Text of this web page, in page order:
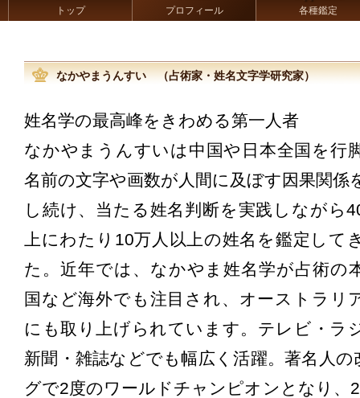
トップ プロフィール 各種鑑定
なかやまうんすい （占術家・姓名文字学研究家）
姓名学の最高峰をきわめる第一人者
なかやまうんすいは中国や日本全国を行
名前の文字や画数が人間に及ぼす因果関係
し続け、当たる姓名判断を実践しながら
上にわたり10万人以上の姓名を鑑定して
た。近年では、なかやま姓名学が占術の
国など海外でも注目され、オーストラリ
にも取り上げられています。テレビ・ラ
新聞・雑誌などでも幅広く活躍。著名人
グで2度のワールドチャンピオンとなり、